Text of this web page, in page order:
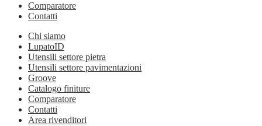
Comparatore
Contatti
Chi siamo
LupatoID
Utensili settore pietra
Utensili settore pavimentazioni
Groove
Catalogo finiture
Comparatore
Contatti
Area rivenditori